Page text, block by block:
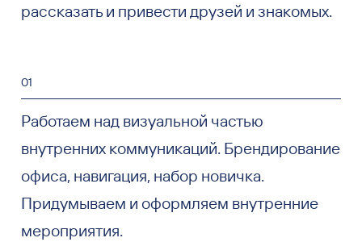
рассказать и привести друзей и знакомых.
01
Работаем над визуальной частью
внутренних коммуникаций. Брендирование
офиса, навигация, набор новичка.
Придумываем и оформляем внутренние
мероприятия.